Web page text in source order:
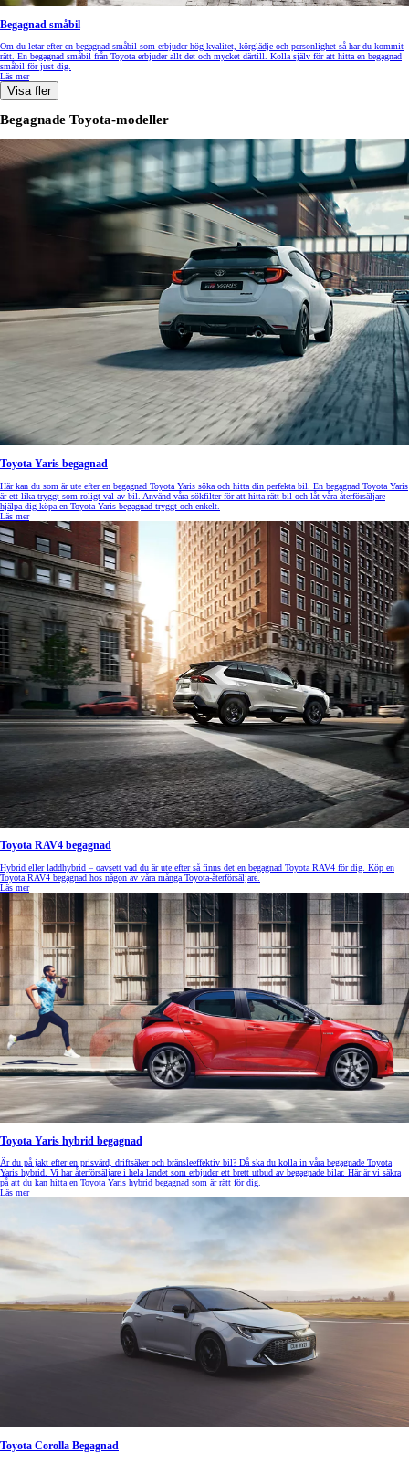
Begagnad småbil
Om du letar efter en begagnad småbil som erbjuder hög kvalitet, körglädje och personlighet så har du kommit
rätt. En begagnad småbil från Toyota erbjuder allt det och mycket därtill. Kolla själv för att hitta en begagnad
småbil för just dig.
Läs mer
Visa fler
Begagnade Toyota-modeller
Toyota Yaris begagnad
Här kan du som är ute efter en begagnad Toyota Yaris söka och hitta din perfekta bil. En begagnad Toyota Yaris
är ett lika tryggt som roligt val av bil. Använd våra sökfilter för att hitta rätt bil och låt våra återförsäljare
hjälpa dig köpa en Toyota Yaris begagnad tryggt och enkelt.
Läs mer
Toyota RAV4 begagnad
Hybrid eller laddhybrid – oavsett vad du är ute efter så finns det en begagnad Toyota RAV4 för dig. Köp en
Toyota RAV4 begagnad hos någon av våra många Toyota-återförsäljare.
Läs mer
Toyota Yaris hybrid begagnad
Är du på jakt efter en prisvärd, driftsäker och bränsleeffektiv bil? Då ska du kolla in våra begagnade Toyota
Yaris hybrid. Vi har återförsäljare i hela landet som erbjuder ett brett utbud av begagnade bilar. Här är vi säkra
på att du kan hitta en Toyota Yaris hybrid begagnad som är rätt för dig.
Läs mer
Toyota Corolla Begagnad